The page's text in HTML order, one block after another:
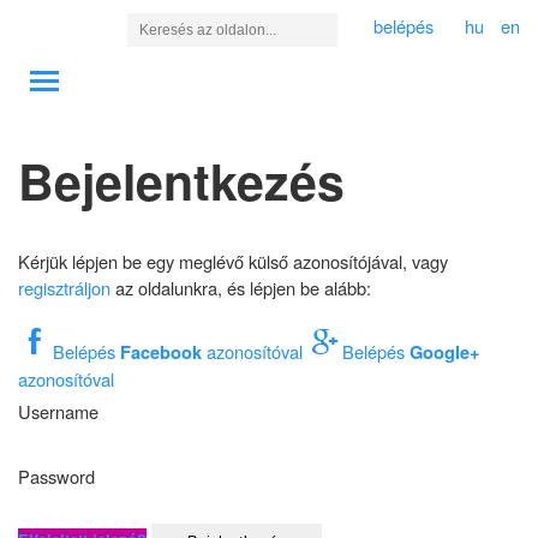
hu en
belépés
Bejelentkezés
Kérjük lépjen be egy meglévő külső azonosítójával, vagy
regisztráljonaz oldalunkra, és lépjen be alább:
Belépés Facebookazonosítóval BelépésGoogle+
azonosítóval
Username
Password